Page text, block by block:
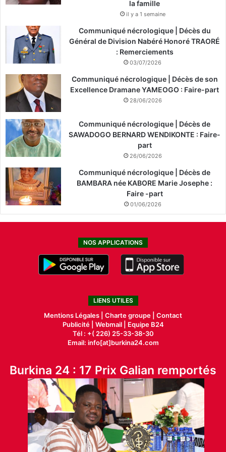
la famille
il y a 1 semaine
Communiqué nécrologique | Décès du
Général de Division Nabéré Honoré TRAORÉ
: Remerciements
03/07/2026
Communiqué nécrologique | Décès de son
Excellence Dramane YAMEOGO : Faire-part
28/06/2026
Communiqué nécrologique | Décès de
SAWADOGO BERNARD WENDIKONTE : Faire-
part
26/06/2026
Communiqué nécrologique | Décès de
BAMBARA née KABORE Marie Josephe :
Faire -part
01/06/2026
NOS APPLICATIONS
LIENS UTILES
Mentions Légales | Charte groupe | Contact
Publicité| Webmail |
Equipe B24
Tél : +( 226) 25-33-38-30
Email: info[at]burkina24.com
Burkina 24 : 17 Prix Galian remportés